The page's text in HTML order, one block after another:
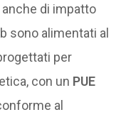
di impatto
sono alimentati al
per
con un PUE
al